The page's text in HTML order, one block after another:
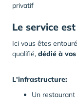
privatif
Le service
Ici vous êtes
qualifié, dédié à
L'infrastructure:
Un